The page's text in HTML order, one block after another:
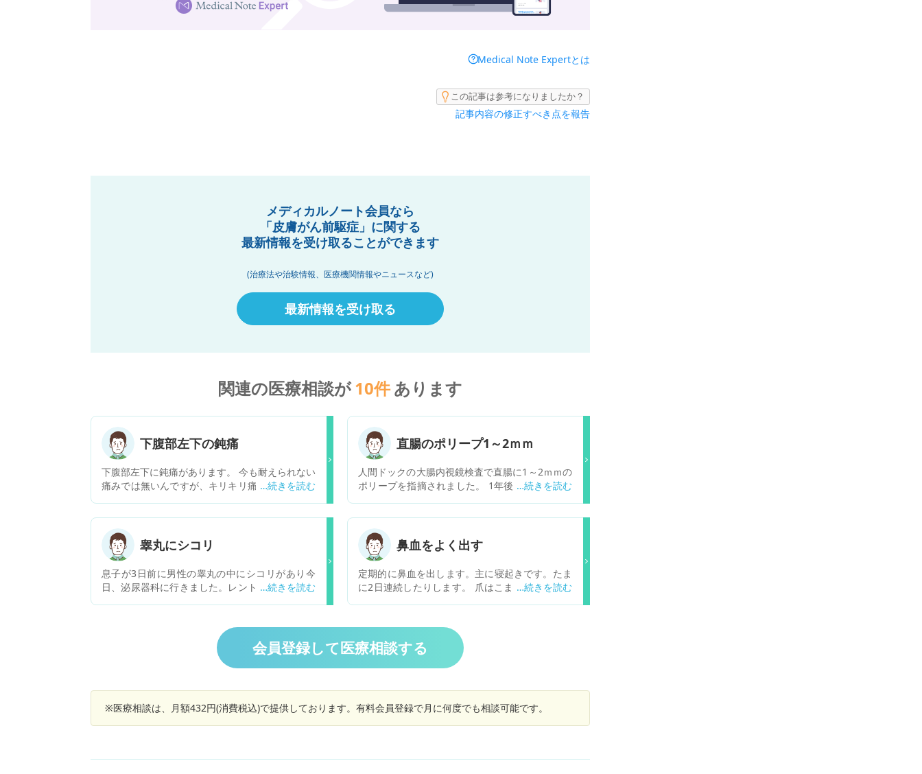
Medical Note Expertとは
この記事は参考になりましたか？
記事内容の修正すべき点を報告
メディカルノート会員なら
「皮膚がん前駆症」に関する
最新情報を受け取ることができます
(治療法や治験情報、医療機関情報やニュースなど)
最新情報を受け取る
関連の医療相談が10件あります
下腹部左下の鈍痛
下腹部左下に鈍痛があります。 今も耐えられない
痛みでは無いんですが、キリキリ痛みが続いてま
直腸のポリープ1～2ｍｍ
人間ドックの大腸内視鏡検査で直腸に1～2ｍｍの
ポリープを指摘されました。 1年後の再検査で様
が、クリニックによっては切除してもらえるので
しょうか？ また食生活や生活習慣で気を付けるこ
とはありますか？
睾丸にシコリ
息子が3日前に男性の睾丸の中にシコリがあり今
日、泌尿器科に行きました。レントゲン、エコー
と書いてありました。息子が先生から説明された
のが精子を作る横に2つシコリがある(1個は良く
男性にあるが2個は珍しい)炎症をおこしている。
と言われたそうです。１週間後に病院受診。エコ
に飲むようにもらいました。治らないと不妊症に
なりやすいとも言われたそうです。ガンが親の私
鼻血をよく出す
定期的に鼻血を出します。主に寝起きです。たま
に2日連続したりします。 爪はこまめに切ってお
会員登録して医療相談する
※医療相談は、月額432円(消費税込)で提供しております。有料会員登録で月に何度でも相談可能です。